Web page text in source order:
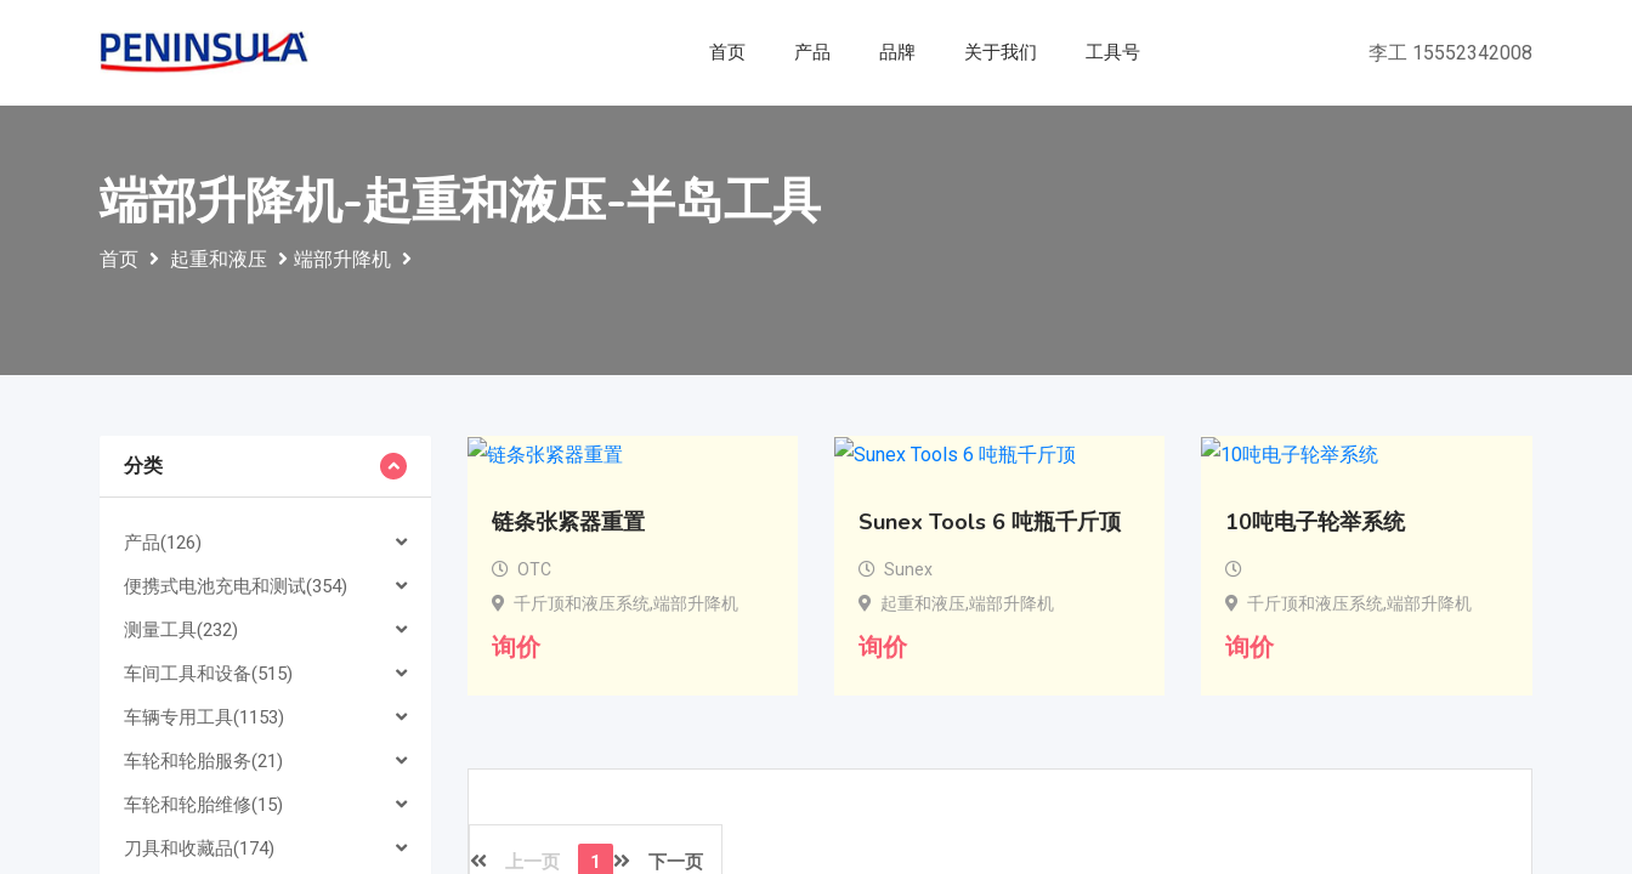
首页 产品 品牌 关于我们 工具号 李工 15552342008
端部升降机-起重和液压-半岛工具
首页 起重和液压 端部升降机
分类
产品(126)
便携式电池充电和测试(354)
测量工具(232)
车间工具和设备(515)
车辆专用工具(1153)
车轮和轮胎服务(21)
车轮和轮胎维修(15)
刀具和收藏品(174)
链条张紧器重置
OTC
千斤顶和液压系统,端部升降机
询价
Sunex Tools 6 吨瓶千斤顶
Sunex
起重和液压,端部升降机
询价
10吨电子轮举系统
千斤顶和液压系统,端部升降机
询价
上一页 1 下一页